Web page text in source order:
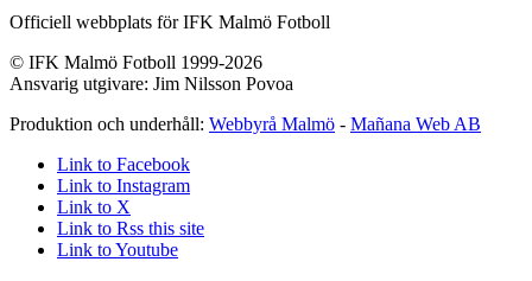
Officiell webbplats för IFK Malmö Fotboll
© IFK Malmö Fotboll 1999-2026
Ansvarig utgivare: Jim Nilsson Povoa
Produktion och underhåll: Webbyrå Malmö - Mañana Web AB
Link to Facebook
Link to Instagram
Link to X
Link to Rss this site
Link to Youtube